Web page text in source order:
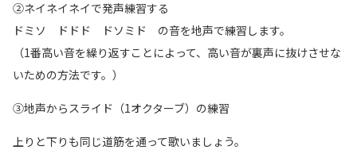
②ネイネイネイで発声練習する
ドミソ ドドド ドソミド の音を地声で練習します。
（1番高い音を繰り返すことによって、高い音が裏声に抜けさせな
いための方法です。）
③地声からスライド（1オクターブ）の練習
上りと下りも同じ道筋を通って歌いましょう。